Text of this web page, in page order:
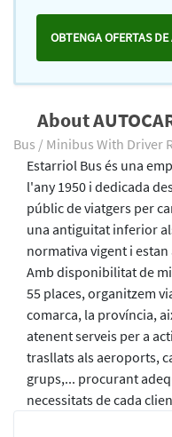
OBTENGA OFERTAS
About
Bus / Minibus With Driver
Estarriol Bus és una
l'any 1950 i dedicada
públic de viatgers per
una antiguitat inferior
normativa vigent i estan
Amb disponibilitat de
55 places, organitzem
comarca, la província,
atenent serveis per a
trasllats als aeroports,
grups,... procurant
necessitats de cada